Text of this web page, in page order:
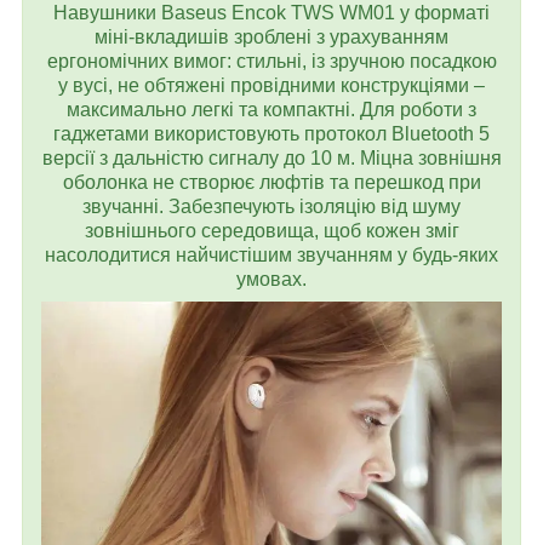
Навушники Baseus Encok TWS WM01 у форматі
міні-вкладишів зроблені з урахуванням
ергономічних вимог: стильні, із зручною посадкою
у вусі, не обтяжені провідними конструкціями –
максимально легкі та компактні. Для роботи з
гаджетами використовують протокол Bluetooth 5
версії з дальністю сигналу до 10 м. Міцна зовнішня
оболонка не створює люфтів та перешкод при
звучанні. Забезпечують ізоляцію від шуму
зовнішнього середовища, щоб кожен зміг
насолодитися найчистішим звучанням у будь-яких
умовах.